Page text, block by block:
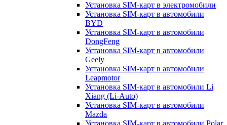
Установка SIM-карт в электромобили
Установка SIM-карт в автомобили
BYD
Установка SIM-карт в автомобили
DongFeng
Установка SIM-карт в автомобили
Geely
Установка SIM-карт в автомобили
Leapmotor
Установка SIM-карт в автомобили Li
Xiang (Li-Auto)
Установка SIM-карт в автомобили
Mazda
Установка SIM-карт в автомобили Polar